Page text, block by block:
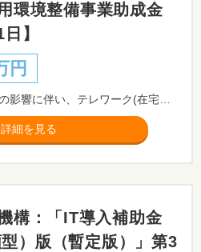
環境整備事業助成金
】
円
詳細を見る
構：「IT導入補助金
）版（暫定版）」第3